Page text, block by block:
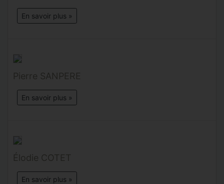
En savoir plus »
Pierre SANPERE
En savoir plus »
Élodie COTET
En savoir plus »